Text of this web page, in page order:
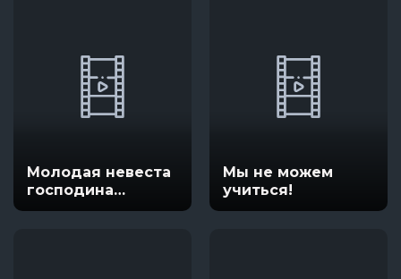
Молодая невеста
господина
Нобунаги
Мы не можем
учиться!